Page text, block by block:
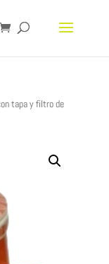
tapa y filtro de